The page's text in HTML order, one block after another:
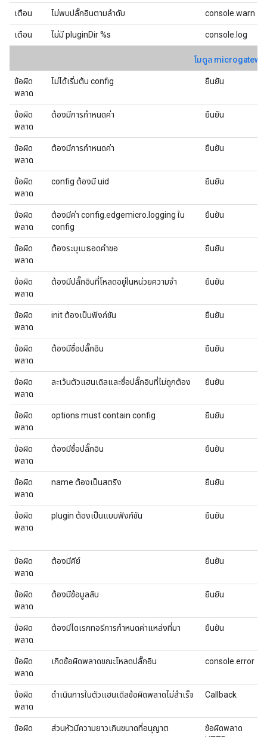
เตือน ไม่พบปลั๊กอินตามลําดับ console.warn
เตือน ไม่มี pluginDir %s console.log
โมดูล
ข้อผิด
พลาด
ไม่ได้เริ่มต้น config ยืนยัน
ข้อผิด
พลาด
ต้องมีการกำหนดค่า ยืนยัน
ข้อผิด
พลาด
ต้องมีการกําหนดค่า ยืนยัน
ข้อผิด
พลาด
config ต้องมี uid ยืนยัน
ข้อผิด
พลาด
ต้องมีค่า config.edgemicro.logging ใน
config
ยืนยัน
ข้อผิด
พลาด
ต้องระบุเมธอดคำขอ ยืนยัน
ข้อผิด
พลาด
ต้องมีปลั๊กอินที่โหลดอยู่ในหน่วยความจำ ยืนยัน
ข้อผิด
พลาด
init ต้องเป็นฟังก์ชัน ยืนยัน
ข้อผิด
พลาด
ต้องมีชื่อปลั๊กอิน ยืนยัน
ข้อผิด
พลาด
ละเว้นตัวแฮนเดิลและชื่อปลั๊กอินที่ไม่ถูกต้อง ยืนยัน
ข้อผิด
พลาด
options must contain config ยืนยัน
ข้อผิด
พลาด
ต้องมีชื่อปลั๊กอิน ยืนยัน
ข้อผิด
พลาด
name ต้องเป็นสตริง ยืนยัน
ข้อผิด
พลาด
plugin ต้องเป็นแบบฟังก์ชัน ยืนยัน
ข้อผิด
พลาด
ต้องมีคีย์ ยืนยัน
ข้อผิด
พลาด
ต้องมีข้อมูลลับ ยืนยัน
ข้อผิด
พลาด
ต้องมีไดเรกทอรีการกําหนดค่าแหล่งที่มา ยืนยัน
ข้อผิด
พลาด
เกิดข้อผิดพลาดขณะโหลดปลั๊กอิน console.error
ข้อผิด
พลาด
ดำเนินการในตัวแฮนเดิลข้อผิดพลาดไม่สำเร็จ Callback
ข้อผิด
ส่วนหัวมีความยาวเกินขนาดที่อนุญาต
ข้อผิดพลาด